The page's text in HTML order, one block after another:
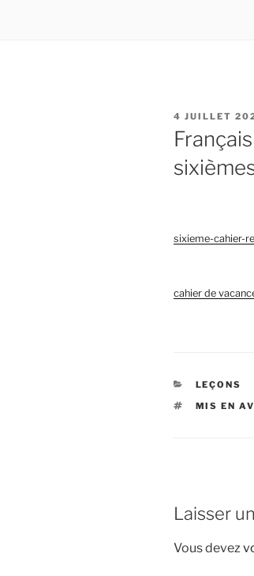
PUBLIÉ
LE
4 JUILLET
sixieme-cahier-
cahier de
LEÇONS
MIS EN
Laisser
Vous devez